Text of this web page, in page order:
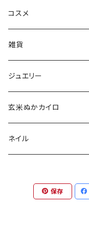
コスメ
aesti
babu-beauté
go well
Aroma France
Khlang
雑貨
ホメオパシーケース
タッセル
ジュエリー
玄米ぬかカイロ
ネイル
ネイル用天然石
保存